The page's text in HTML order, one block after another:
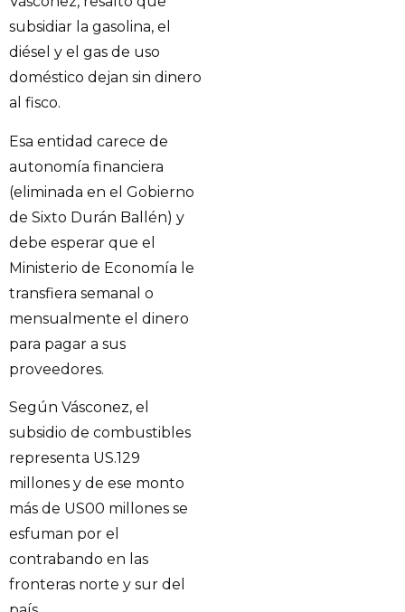
subsidiar la gasolina, el
diésel y el gas de uso
doméstico dejan sin dinero
al fisco.
Esa entidad carece de
autonomía financiera
(eliminada en el Gobierno
de Sixto Durán Ballén) y
debe esperar que el
Ministerio de Economía le
transfiera semanal o
mensualmente el dinero
para pagar a sus
proveedores.
Según Vásconez, el
subsidio de combustibles
representa US.129
millones y de ese monto
más de US00 millones se
esfuman por el
contrabando en las
fronteras norte y sur del